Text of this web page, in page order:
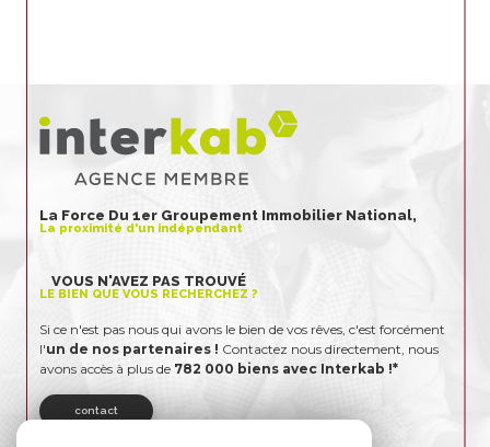
La Force Du 1er Groupement Immobilier National,
La proximité d'un indépendant
VOUS N'AVEZ PAS TROUVÉ
LE BIEN QUE VOUS RECHERCHEZ ?
Si ce n'est pas nous qui avons le bien de vos rêves, c'est forcément
l'un de nos partenaires ! Contactez nous directement, nous
avons accès à plus de 782 000 biens avec Interkab !*
contact